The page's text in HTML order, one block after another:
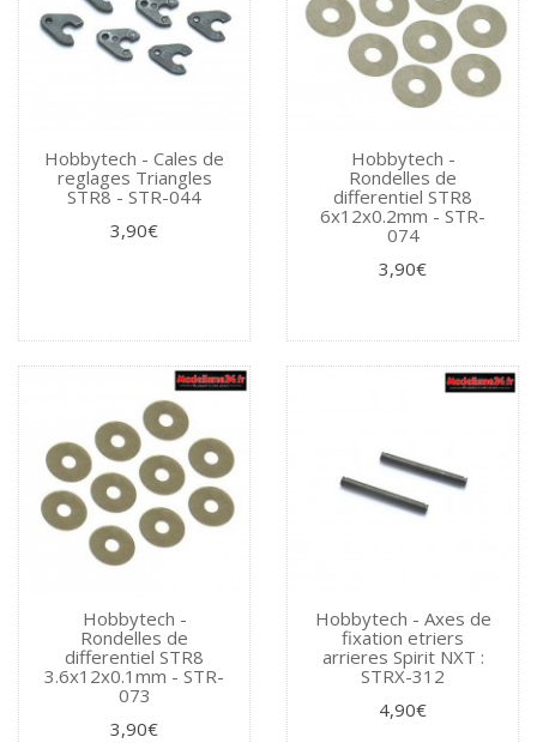
Hobbytech - Cales de
reglages Triangles
STR8 - STR-044
3,90€
Hobbytech -
Rondelles de
differentiel STR8
6x12x0.2mm - STR-
074
3,90€
Hobbytech -
Rondelles de
differentiel STR8
3.6x12x0.1mm - STR-
073
3,90€
Hobbytech - Axes de
fixation etriers
arrieres Spirit NXT :
STRX-312
4,90€